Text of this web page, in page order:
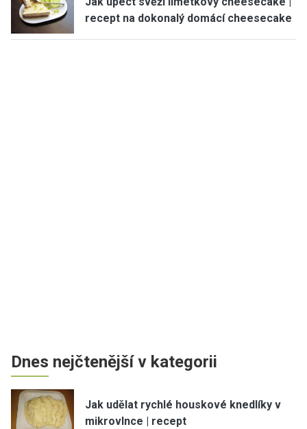
recept na dokonalý domácí cheesecake
Dnes nejčtenější v kategorii
Jak udělat rychlé houskové knedlíky v
mikrovlnce | recept